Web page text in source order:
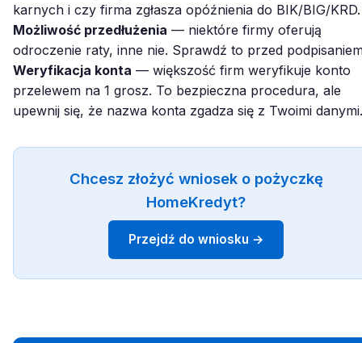
karnych i czy firma zgłasza opóźnienia do BIK/BIG/KRD.
Możliwość przedłużenia — niektóre firmy oferują
odroczenie raty, inne nie. Sprawdź to przed
Weryfikacja konta — większość firm weryfikuje konto
przelewem na 1 grosz. To bezpieczna procedura, ale
upewnij się, że nazwa konta zgadza się z Twoimi danymi.
Chcesz złożyć wniosek o pożyczkę
HomeKredyt?
Przejdź do wniosku →